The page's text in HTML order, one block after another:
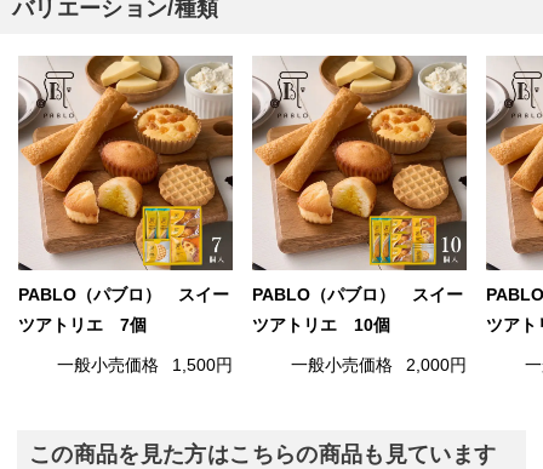
バリエーション/種類
PABLO（パブロ） スイー
ツアトリエ 7個
一般小売価格 1,500円
PABLO（パブロ） スイー
ツアトリエ 10個
一般小売価格 2,000円
ツア
この商品を見た方はこちらの商品も見ています